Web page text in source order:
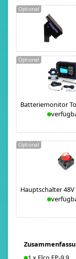
Optional
Batteriemonitor
Optional
Hauptschalter 48V
Optional